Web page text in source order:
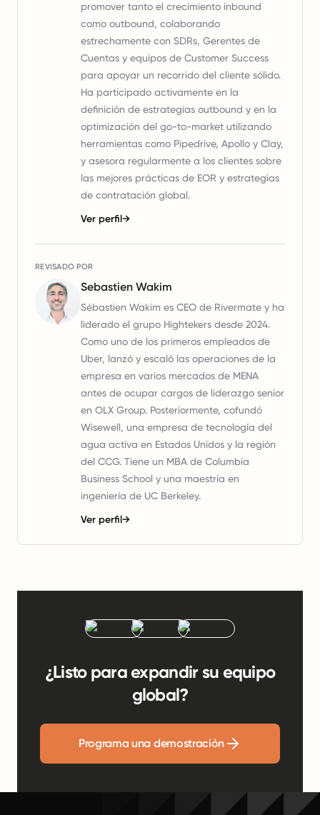
promover tanto el crecimiento inbound
como outbound, colaborando
estrechamente con SDRs, Gerentes de
Cuentas y equipos de Customer Success
para apoyar un recorrido del cliente sólido.
Ha participado activamente en la
definición de estrategias outbound y en la
optimización del go-to-market utilizando
herramientas como Pipedrive, Apollo y Clay,
y asesora regularmente a los clientes sobre
las mejores prácticas de EOR y estrategias
de contratación global.
Ver perfil→
REVISADO POR
Sebastien Wakim
Sébastien Wakim es CEO de Rivermate y ha
liderado el grupo Hightekers desde 2024.
Como uno de los primeros empleados de
Uber, lanzó y escaló las operaciones de la
empresa en varios mercados de MENA
antes de ocupar cargos de liderazgo senior
en OLX Group. Posteriormente, cofundó
Wisewell, una empresa de tecnología del
agua activa en Estados Unidos y la región
del CCG. Tiene un MBA de Columbia
Business School y una maestría en
ingeniería de UC Berkeley.
Ver perfil→
¿Listo para expandir su equipo
global?
Programa una demostración